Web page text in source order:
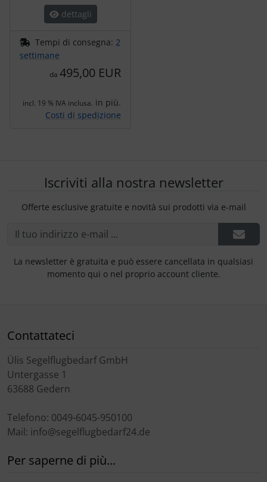
dettagli
Tempi di consegna: 2
settimane
da 495,00 EUR
incl. 19 % IVA inclusa. in più.
Costi di spedizione
Iscriviti alla nostra newsletter
Offerte esclusive gratuite e novità sui prodotti via e-mail
La newsletter è gratuita e può essere cancellata in qualsiasi
momento qui o nel proprio account cliente.
Contattateci
Ülis Segelflugbedarf GmbH
Untergasse 1
63688 Gedern
Telefono: 0049-6045-950100
Mail: info@segelflugbedarf24.de
Per saperne di più...